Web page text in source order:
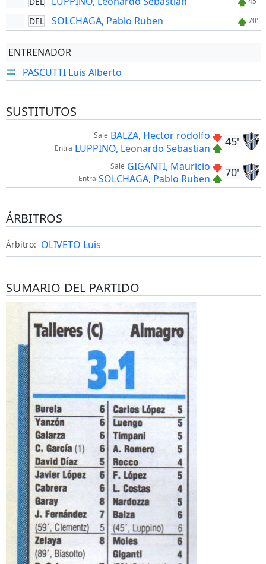
DEL SOLCHAGA, Pablo Ruben 70'
ENTRENADOR
PASCUTTI Luis Alberto
SUSTITUTOS
45'
Sale BALZA, Hector rodolfo
Entra LUPPINO, Leonardo Sebastian
70'
Sale GIGANTI, Mauricio
Entra SOLCHAGA, Pablo Ruben
ÁRBITROS
Árbitro: OLIVETO Luis
SUMARIO DEL PARTIDO